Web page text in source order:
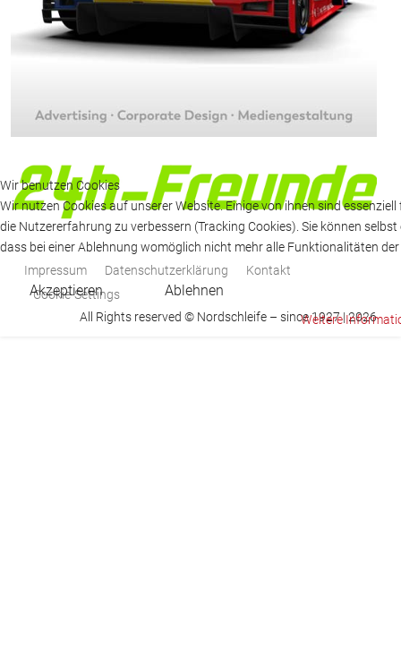
Impressum Datenschutzerklärung
Kontakt
Cookie-Settings
All Rights reserved © Nordschleife – since 1927 | 2026
Wir benutzen Cookies
Wir nutzen Cookies auf unserer Website. Einige von ihnen sind
die Nutzererfahrung zu verbessern (Tracking Cookies). Sie können
dass bei einer Ablehnung womöglich nicht mehr alle Funktionalitäten
Akzeptieren Ablehnen
Weitere